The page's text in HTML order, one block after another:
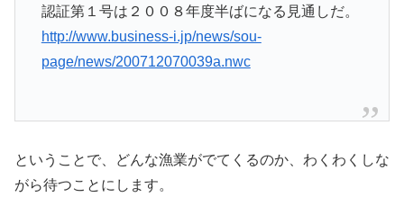
認証第１号は２００８年度半ばになる見通しだ。
http://www.business-i.jp/news/sou-
page/news/200712070039a.nwc
ということで、どんな漁業がでてくるのか、わくわくしな
がら待つことにします。